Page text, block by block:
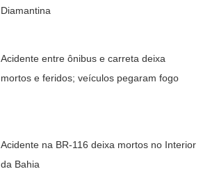
Diamantina
Acidente entre ônibus e carreta deixa
mortos e feridos; veículos pegaram fogo
Acidente na BR-116 deixa mortos no Interior
da Bahia